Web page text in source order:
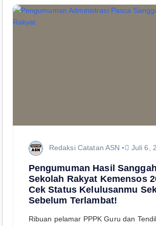
Redaksi Catatan ASN Juli 6,
Pengumuman Hasil
Sekolah Rakyat Kemensos
Cek Status Kelulusanmu
Sebelum Terlambat!
Ribuan pelamar PPPK Guru dan